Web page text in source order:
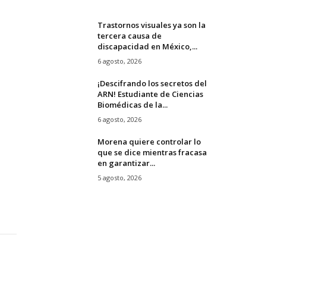
Trastornos visuales ya son la
tercera causa de
discapacidad en México,...
6 agosto, 2026
¡Descifrando los secretos del
ARN! Estudiante de Ciencias
Biomédicas de la...
6 agosto, 2026
Morena quiere controlar lo
que se dice mientras fracasa
en garantizar...
5 agosto, 2026